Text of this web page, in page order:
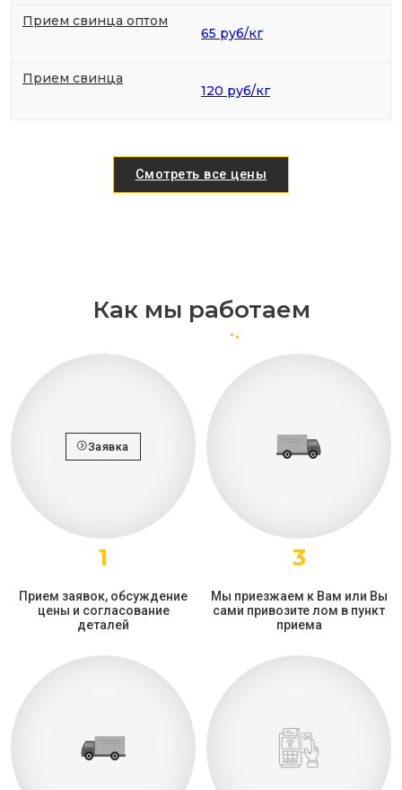
Прием свинца оптом
65 руб/кг
Прием свинца
120 руб/кг
Смотреть все цены
Как мы работаем
Заявка
1
Прием заявок, обсуждение
цены и согласование
деталей
3
Мы приезжаем к Вам или Вы
сами привозите лом в пункт
приема